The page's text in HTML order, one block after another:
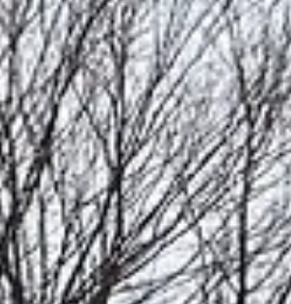
2025年3月13日
3月13日